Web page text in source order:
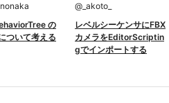
の
ついて考える
@ _akoto_
レベルシーケンサにFBX
カメラをEditorScriptin
gでインポートする